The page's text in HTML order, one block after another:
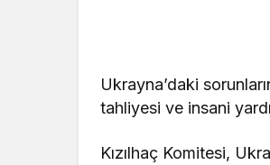
Ukrayna’daki
tahliyesi ve insani
Kızılhaç Komitesi,